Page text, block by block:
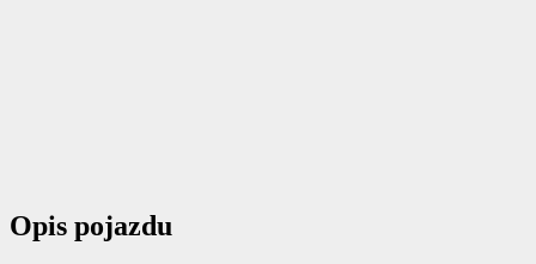
Opis pojazdu